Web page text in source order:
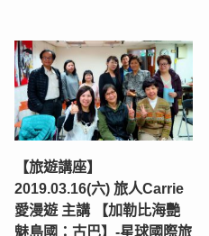
【旅遊講座】
2019.03.16(六) 旅人Carrie
愛漫遊 主講 【加勒比海艷
魅島國：古巴】-星球國際旅